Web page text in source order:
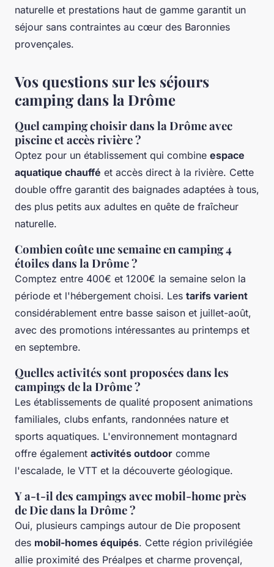
naturelle et prestations haut de gamme garantit un
séjour sans contraintes au cœur des Baronnies
provençales.
Vos questions sur les séjours
camping dans la Drôme
Quel camping choisir dans la Drôme avec
piscine et accès rivière ?
Optez pour un établissement qui combine espace
aquatique chauffé et accès direct à la rivière. Cette
double offre garantit des baignades adaptées à tous,
des plus petits aux adultes en quête de fraîcheur
naturelle.
Combien coûte une semaine en camping 4
étoiles dans la Drôme ?
Comptez entre 400€ et 1200€ la semaine selon la
période et l'hébergement choisi. Les tarifs varient
considérablement entre basse saison et juillet-août,
avec des promotions intéressantes au printemps et
en septembre.
Quelles activités sont proposées dans les
campings de la Drôme ?
Les établissements de qualité proposent animations
familiales, clubs enfants, randonnées nature et
sports aquatiques. L'environnement montagnard
offre également activités outdoor comme
l'escalade, le VTT et la découverte géologique.
Y a-t-il des campings avec mobil-home près
de Die dans la Drôme ?
Oui, plusieurs campings autour de Die proposent
des mobil-homes équipés. Cette région privilégiée
allie proximité des Préalpes et charme provençal,